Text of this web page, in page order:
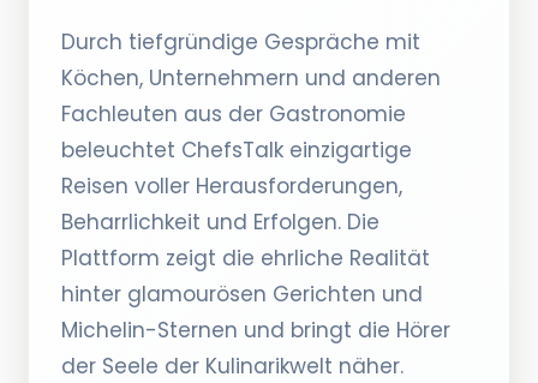
Durch tiefgründige Gespräche mit
Köchen, Unternehmern und anderen
Fachleuten aus der Gastronomie
beleuchtet ChefsTalk einzigartige
Reisen voller Herausforderungen,
Beharrlichkeit und Erfolgen. Die
Plattform zeigt die ehrliche Realität
hinter glamourösen Gerichten und
Michelin-Sternen und bringt die Hörer
der Seele der Kulinarikwelt näher.